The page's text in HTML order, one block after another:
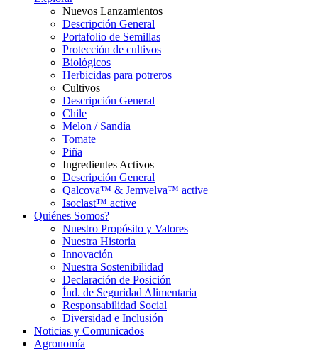
Nuevos Lanzamientos
Descripción General
Portafolio de Semillas
Protección de cultivos
Biológicos
Herbicidas para potreros
Cultivos
Descripción General
Chile
Melon / Sandía
Tomate
Piña
Ingredientes Activos
Descripción General
Qalcova™ & Jemvelva™ active
Isoclast™ active
Quiénes Somos?
Nuestro Propósito y Valores
Nuestra Historia
Innovación
Nuestra Sostenibilidad
Declaración de Posición
Índ. de Seguridad Alimentaria
Responsabilidad Social
Diversidad e Inclusión
Noticias y Comunicados
Agronomía